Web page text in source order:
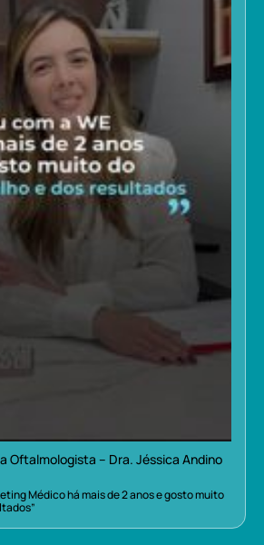
Oftalmologista – Dra. Jéssica Andino
Médico há mais de 2 anos e gosto muito